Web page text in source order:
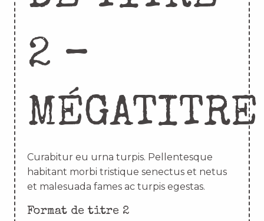
2 –
MÉGATITRE
Curabitur eu urna turpis. Pellentesque
habitant morbi tristique senectus et netus
et malesuada fames ac turpis egestas.
Format de titre 2